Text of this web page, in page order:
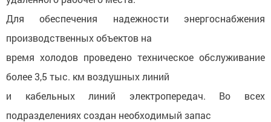
Для обеспечения надежности энергоснабжения
производственных объектов на
время холодов проведено техническое обслуживание
более 3,5 тыс. км воздушных линий
и кабельных линий электропередач. Во всех
подразделениях создан необходимый запас